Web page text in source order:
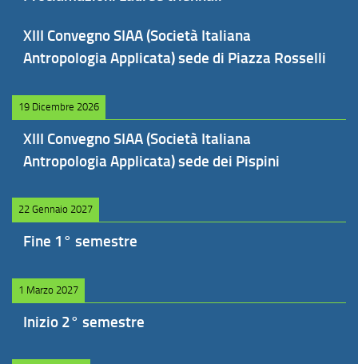
XIII Convegno SIAA (Società Italiana
Antropologia Applicata) sede di Piazza Rosselli
19 Dicembre 2026
XIII Convegno SIAA (Società Italiana
Antropologia Applicata) sede dei Pispini
22 Gennaio 2027
Fine 1° semestre
1 Marzo 2027
Inizio 2° semestre